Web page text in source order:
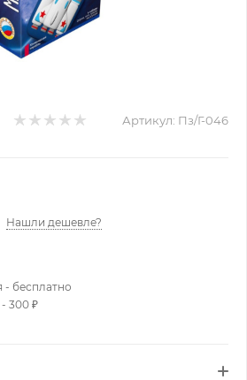
Артикул: Пз/Г-046
Нашли дешевле?
- бесплатно
- 300 ₽